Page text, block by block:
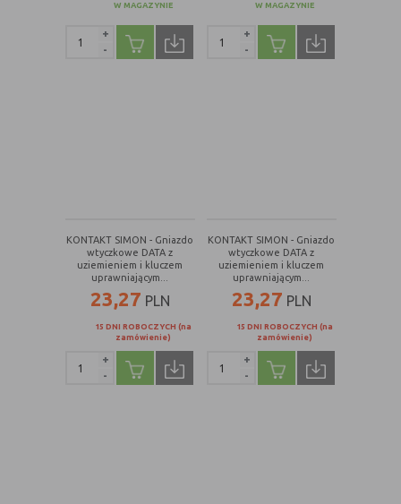
W MAGAZYNIE
-
+
W MAGAZYNIE
-
+
KONTAKT SIMON - Gniazdo
wtyczkowe DATA z
uziemieniem i kluczem
uprawniającym...
23,27 PLN
15 DNI ROBOCZYCH (na
zamówienie)
-
+
KONTAKT SIMON - Gniazdo
wtyczkowe DATA z
uziemieniem i kluczem
uprawniającym...
23,27 PLN
15 DNI ROBOCZYCH (na
zamówienie)
-
+